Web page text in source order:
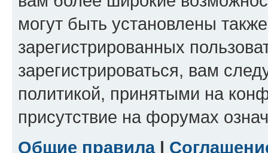
могут быть установлены
зарегистрированных
зарегистрироваться, вам
политикой, принятыми на
присутствие на форумах
Общие правила|